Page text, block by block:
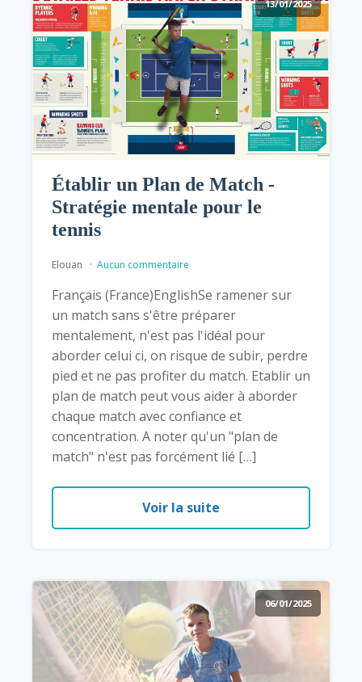
13/01/2025
Établir un Plan de Match -
Stratégie mentale pour le
tennis
Elouan Aucun commentaire
Français (France)EnglishSe ramener sur
un match sans s'être préparer
mentalement, n'est pas l'idéal pour
aborder celui ci, on risque de subir, perdre
pied et ne pas profiter du match. Etablir un
plan de match peut vous aider à aborder
chaque match avec confiance et
concentration. A noter qu'un "plan de
match" n'est pas forcément lié […]
Voir la suite
06/01/2025